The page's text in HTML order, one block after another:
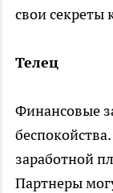
свои секреты
Телец
Финансовые
заработной
Партнеры